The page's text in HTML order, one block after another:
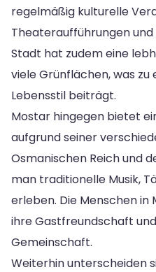
regelmäßig kulturelle
Theateraufführungen
Stadt hat zudem eine
viele Grünflächen, was
Lebensstil beiträgt.
Mostar hingegen bietet
aufgrund seiner
Osmanischen Reich und
man traditionelle Musik,
erleben. Die Menschen
ihre Gastfreundschaft
Gemeinschaft.
Weiterhin unterscheiden